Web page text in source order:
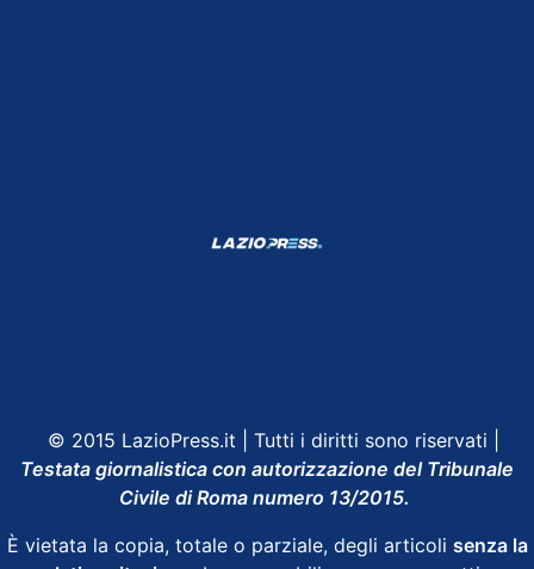
© 2015 LazioPress.it | Tutti i diritti sono riservati |
Testata giornalistica con autorizzazione del Tribunale
Civile di Roma numero 13/2015.
È vietata la copia, totale o parziale, degli articoli senza la